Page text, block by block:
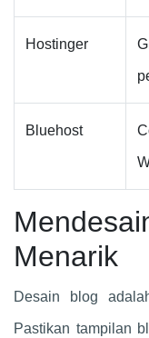
Hostinger
Bluehost
Menarik
Desain blog
Pastikan tampilan